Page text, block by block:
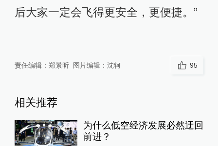
后大家一定会飞得更安全，更便捷。”
责任编辑： 郑景昕 图片编辑： 沈轲 95
相关推荐
为什么低空经济发展必然迂回
前进？